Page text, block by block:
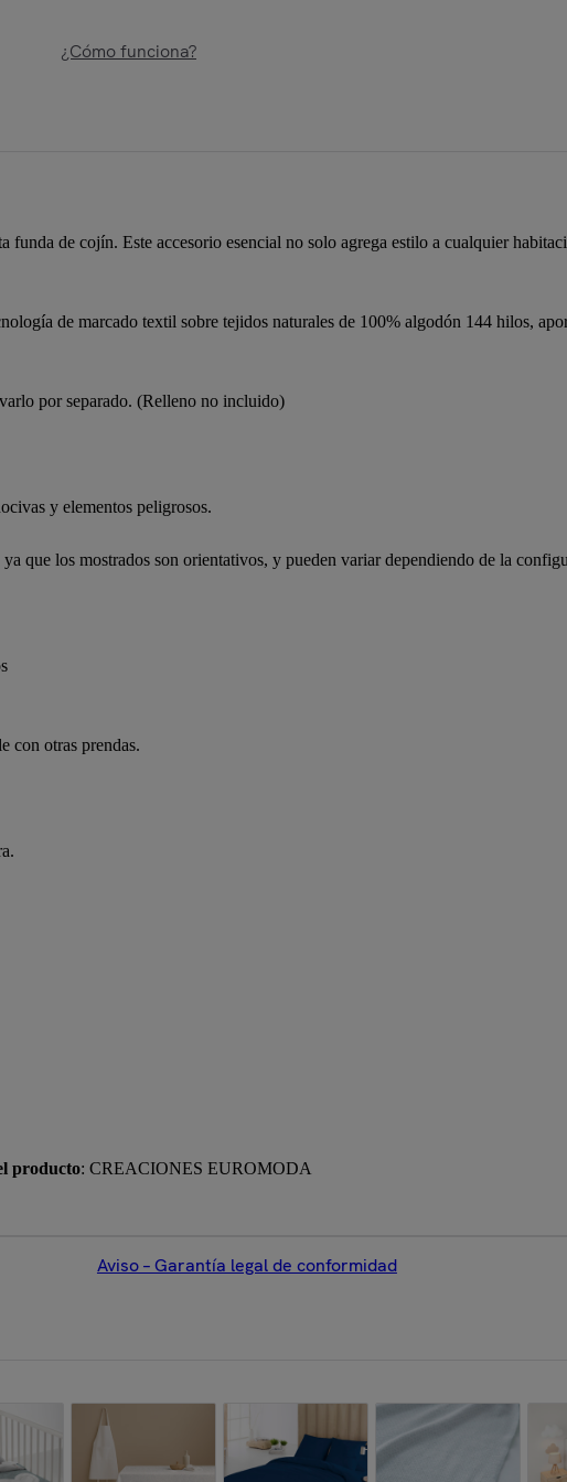
¿Cómo funciona?
funda de cojín. Este accesorio esencial no solo agrega estilo a cualquier
de marcado textil sobre tejidos naturales de 100% algodón 144 hilos,
por separado. (Relleno no incluido)
y elementos peligrosos.
que los mostrados son orientativos, y pueden variar dependiendo de la
con otras prendas.
producto: CREACIONES EUROMODA
Aviso – Garantía legal de conformidad